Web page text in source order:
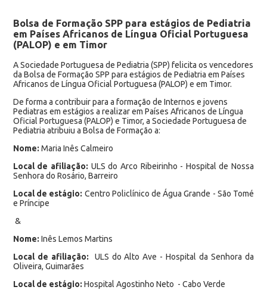
Bolsa de Formação SPP para estágios de Pediatria
em Países Africanos de Língua Oficial Portuguesa
(PALOP) e em Timor
A Sociedade Portuguesa de Pediatria (SPP) felicita os vencedores
da Bolsa de Formação SPP para estágios de Pediatria em Países
Africanos de Língua Oficial Portuguesa (PALOP) e em Timor.
De forma a contribuir para a formação de Internos e jovens
Pediatras em estágios a realizar em Países Africanos de Língua
Oficial Portuguesa (PALOP) e Timor, a Sociedade Portuguesa de
Pediatria atribuiu a Bolsa de Formação a:
Nome: Maria Inês Calmeiro
Local de afiliação: ULS do Arco Ribeirinho - Hospital de Nossa
Senhora do Rosário, Barreiro
Local de estágio: Centro Policlínico de Água Grande - São Tomé
e Príncipe
&
Nome: Inês Lemos Martins
Local de afiliação:
ULS do Alto Ave - Hospital da Senhora da
Oliveira, Guimarães
Local de estágio: Hospital Agostinho Neto - Cabo Verde